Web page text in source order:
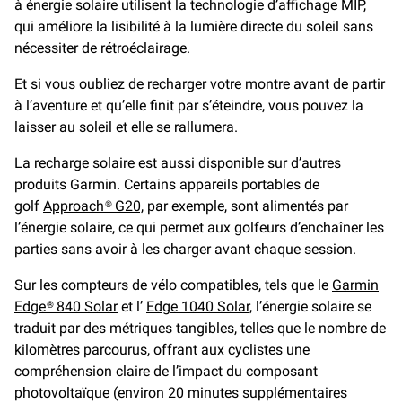
à énergie solaire utilisent la technologie d’affichage MIP,
qui améliore la lisibilité à la lumière directe du soleil sans
nécessiter de rétroéclairage.
Et si vous oubliez de recharger votre montre avant de partir
à l’aventure et qu’elle finit par s’éteindre, vous pouvez la
laisser au soleil et elle se rallumera.
La recharge solaire est aussi disponible sur d’autres
produits Garmin. Certains appareils portables de
golf Approach® G20, par exemple, sont alimentés par
l’énergie solaire, ce qui permet aux golfeurs d’enchaîner les
parties sans avoir à les charger avant chaque session.
Sur les compteurs de vélo compatibles, tels que le Garmin
Edge® 840 Solaret l’ Edge 1040 Solar, l’énergie solaire se
traduit par des métriques tangibles, telles que le nombre de
kilomètres parcourus, offrant aux cyclistes une
compréhension claire de l’impact du composant
photovoltaïque (environ 20 minutes supplémentaires